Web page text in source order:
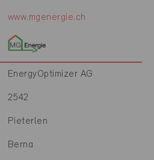
www.mgenergie.ch
EnergyOptimizer AG
2542
Pieterlen
Berna